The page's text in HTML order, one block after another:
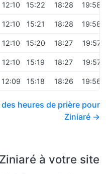
12:10 15:22 18:28 19:58
12:10 15:21 18:28 19:58
12:10 15:20 18:27 19:57
12:10 15:19 18:27 19:57
12:09 15:18 18:26 19:56
heures de prière pour
Ziniaré →
à votre site